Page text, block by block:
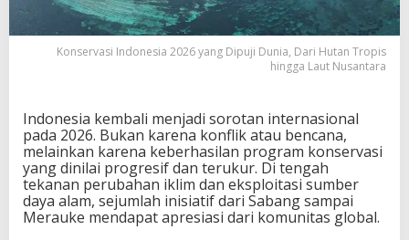
2
6
y
D
i
p
u
j
i
D
u
Konservasi Indonesia 2026 yang Dipuji Dunia, Dari Hutan Tropis
hingga Laut Nusantara
Indonesia kembali menjadi sorotan internasional
pada 2026. Bukan karena konflik atau bencana,
melainkan karena keberhasilan program konservasi
yang dinilai progresif dan terukur. Di tengah
tekanan perubahan iklim dan eksploitasi sumber
daya alam, sejumlah inisiatif dari Sabang sampai
Merauke mendapat apresiasi dari komunitas global.